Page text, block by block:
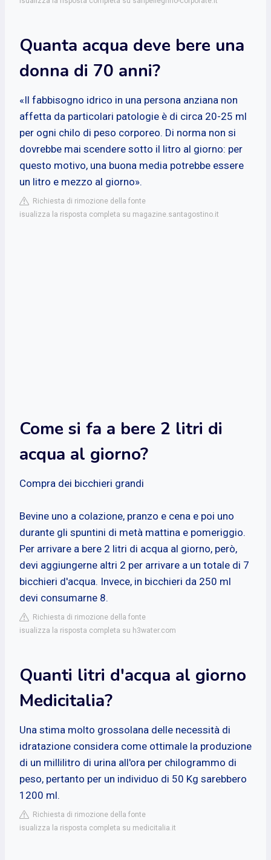
Quanta acqua deve bere una
donna di 70 anni?
«Il fabbisogno idrico in una persona anziana non
affetta da particolari patologie è di circa 20-25 ml
per ogni chilo di peso corporeo. Di norma non si
dovrebbe mai scendere sotto il litro al giorno: per
questo motivo, una buona media potrebbe essere
un litro e mezzo al giorno».
Richiesta di rimozione della fonte
isualizza la risposta completa su magazine.santagostino.it
Come si fa a bere 2 litri di
acqua al giorno?
Compra dei bicchieri grandi
Bevine uno a colazione, pranzo e cena e poi uno
durante gli spuntini di metà mattina e pomeriggio.
Per arrivare a bere 2 litri di acqua al giorno, però,
devi aggiungerne altri 2 per arrivare a un totale di 7
bicchieri d'acqua. Invece, in bicchieri da 250 ml
devi consumarne 8.
Richiesta di rimozione della fonte
isualizza la risposta completa su h3water.com
Quanti litri d'acqua al giorno
Medicitalia?
Una stima molto grossolana delle necessità di
idratazione considera come ottimale la produzione
di un millilitro di urina all'ora per chilogrammo di
peso, pertanto per un individuo di 50 Kg sarebbero
1200 ml.
Richiesta di rimozione della fonte
isualizza la risposta completa su medicitalia.it